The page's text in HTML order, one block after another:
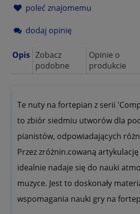
poleć znajomemu
dodaj opinię
Opis Zobacz
podobne
Opinie o
produkcie
Te nuty na fortepian z serii
to zbiór siedmiu utworów dla
pianistów, odpowiadających
Przez zróżnin.cowaną
idealnie nadaje się do nauki
muzyce. Jest to doskonały
wspomagania nauki gry na